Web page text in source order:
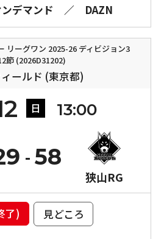
デマンド ／ DAZN
リーグワン 2025-26 ディビジョン3
節 (2026D31202)
ールド (東京都)
日 13:00
狭山RG
58
了)
見どころ